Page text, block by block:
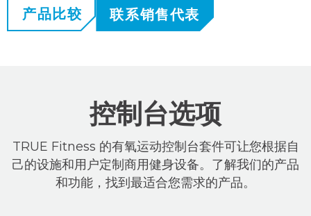
产品比较 联系销售代表
控制台选项
TRUE Fitness 的有氧运动控制台套件可让您根据自
己的设施和用户定制商用健身设备。了解我们的产品
和功能，找到最适合您需求的产品。